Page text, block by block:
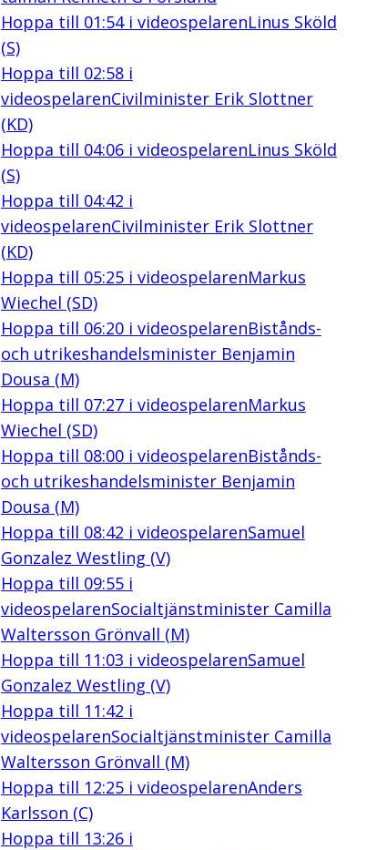
Hoppa till 01:54i videospelarenLinus Sköld
(S)
Hoppa till 02:58i
videospelarenCivilminister Erik Slottner
(KD)
Hoppa till 04:06i videospelarenLinus Sköld
(S)
Hoppa till 04:42 i
videospelarenCivilminister Erik Slottner
(KD)
Hoppa till 05:25i videospelarenMarkus
Wiechel (SD)
Hoppa till 06:20i videospelarenBistånds-
och utrikeshandelsminister Benjamin
Dousa (M)
Hoppa till 07:27i videospelarenMarkus
Wiechel (SD)
Hoppa till 08:00i videospelarenBistånds-
och utrikeshandelsminister Benjamin
Dousa (M)
Hoppa till 08:42 i videospelarenSamuel
Gonzalez Westling (V)
Hoppa till 09:55i
videospelarenSocialtjänstminister Camilla
Waltersson Grönvall (M)
Hoppa till 11:03 i videospelarenSamuel
Gonzalez Westling (V)
Hoppa till 11:42 i
videospelarenSocialtjänstminister Camilla
Waltersson Grönvall (M)
Hoppa till 12:25i videospelarenAnders
Karlsson (C)
Hoppa till 13:26i